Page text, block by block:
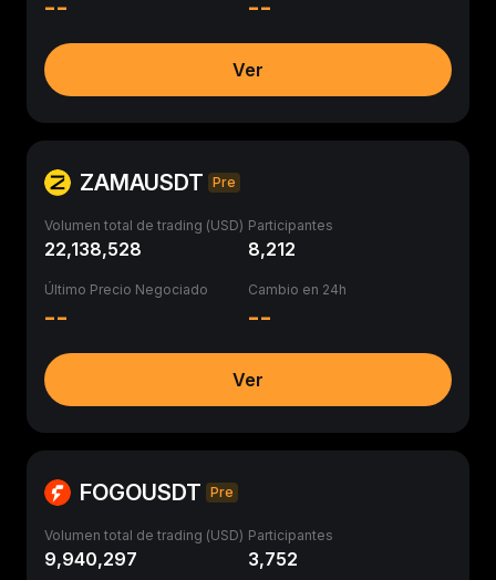
-- --
Ver
ZAMAUSDT Pre
Volumen total de trading (USD)
22,138,528
Participantes
8,212
Último Precio Negociado
--
Cambio en 24h
--
Ver
FOGOUSDT Pre
Volumen total de trading (USD)
9,940,297
Participantes
3,752